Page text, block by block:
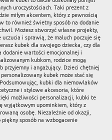
uroczystościach. Taki prezent z
miłym akcentem, który z pewnością
to również świetny sposób na dodanie
Możesz stworzyć własne projekty,
i sprawią, że maluch poczuje się
kubek dla swojego dziecka, czy dla
dodanie wartości emocjonalnej i
kubkom, rodzice mogą
i angażujący. Dzieci chętniej
kubek może stać się
kubki dla niemowlaków
i stylowe akcesoria, które
możliwości personalizacji, kubki te
wyjątkowym upominkiem, który z
osobę. Niezależnie od okazji,
sposób na wzbogacenie